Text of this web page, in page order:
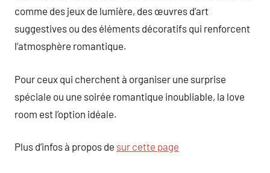
comme des jeux de lumière, des œuvres d’art
suggestives ou des éléments décoratifs qui renforcent
l’atmosphère romantique.
Pour ceux qui cherchent à organiser une surprise
spéciale ou une soirée romantique inoubliable, la love
room est l’option idéale.
Plus d’infos à propos de sur cette page